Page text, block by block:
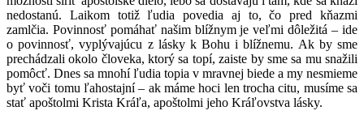
nedostanú. Laikom totiž ľudia povedia aj to, čo pred kňazmi
zamlčia. Povinnosť pomáhať našim blížnym je veľmi dôležitá – ide
o povinnosť, vyplývajúcu z lásky k Bohu i blížnemu. Ak by sme
prechádzali okolo človeka, ktorý sa topí, zaiste by sme sa mu snažili
pomôcť. Dnes sa mnohí ľudia topia v mravnej biede a my nesmieme
byť voči tomu ľahostajní – ak máme hoci len trocha citu, musíme sa
stať apoštolmi Krista Kráľa, apoštolmi jeho Kráľovstva lásky.